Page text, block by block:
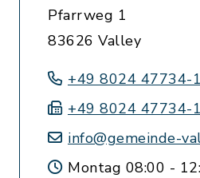
Pfarrweg 1
83626 Valley
+49 8024 47734-
+49 8024 47734-
info@gemeinde-
Montag 08:00 -